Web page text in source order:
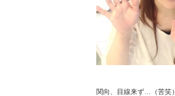
関向、目線来ず…（苦笑）